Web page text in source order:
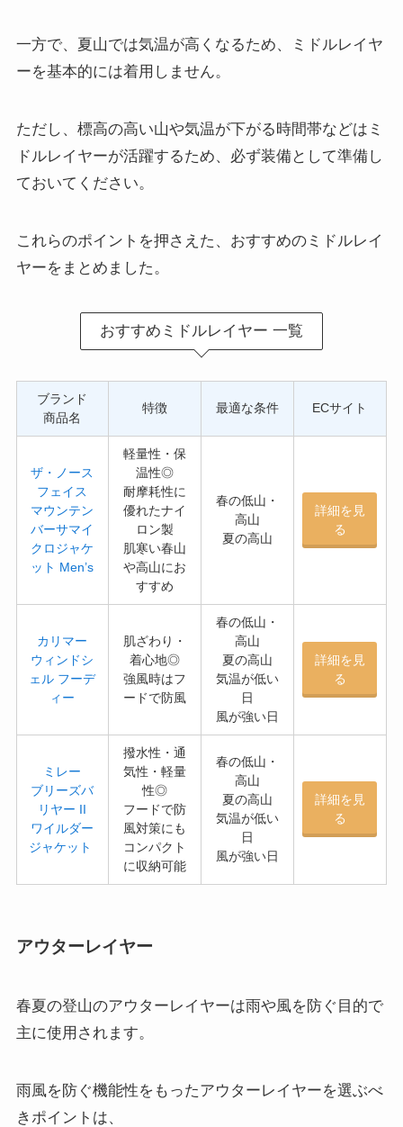
一方で、夏山では気温が高くなるため、ミドルレイヤ
ーを基本的には着用しません。
ただし、標高の高い山や気温が下がる時間帯などはミ
ドルレイヤーが活躍するため、必ず装備として準備し
ておいてください。
これらのポイントを押さえた、おすすめのミドルレイ
ヤーをまとめました。
おすすめミドルレイヤー 一覧
ブランド
商品名
特徴 最適な条件 ECサイト
ザ・ノース
フェイス
マウンテン
バーサマイ
クロジャケ
ット Men’s
軽量性・保
温性◎
耐摩耗性に
優れたナイ
ロン製
肌寒い春山
や高山にお
すすめ
春の低山・
高山
夏の高山
詳細を見
る
カリマー
ウィンドシ
ェル フーデ
ィー
肌ざわり・
着心地◎
強風時はフ
ードで防風
春の低山・
高山
夏の高山
気温が低い
日
風が強い日
詳細を見
る
ミレー
ブリーズバ
リヤー II
ワイルダー
ジャケット
撥水性・通
気性・軽量
性◎
フードで防
風対策にも
コンパクト
に収納可能
春の低山・
高山
夏の高山
気温が低い
日
風が強い日
詳細を見
る
アウターレイヤー
春夏の登山のアウターレイヤーは雨や風を防ぐ目的で
主に使用されます。
雨風を防ぐ機能性をもったアウターレイヤーを選ぶべ
きポイントは、